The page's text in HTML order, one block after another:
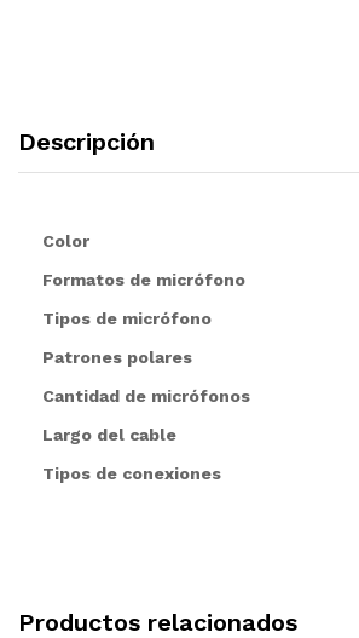
Descripción
Color
Formatos de micrófono
Tipos de micrófono
Patrones polares
Cantidad de micrófonos
Largo del cable
Tipos de conexiones
Productos relacionados